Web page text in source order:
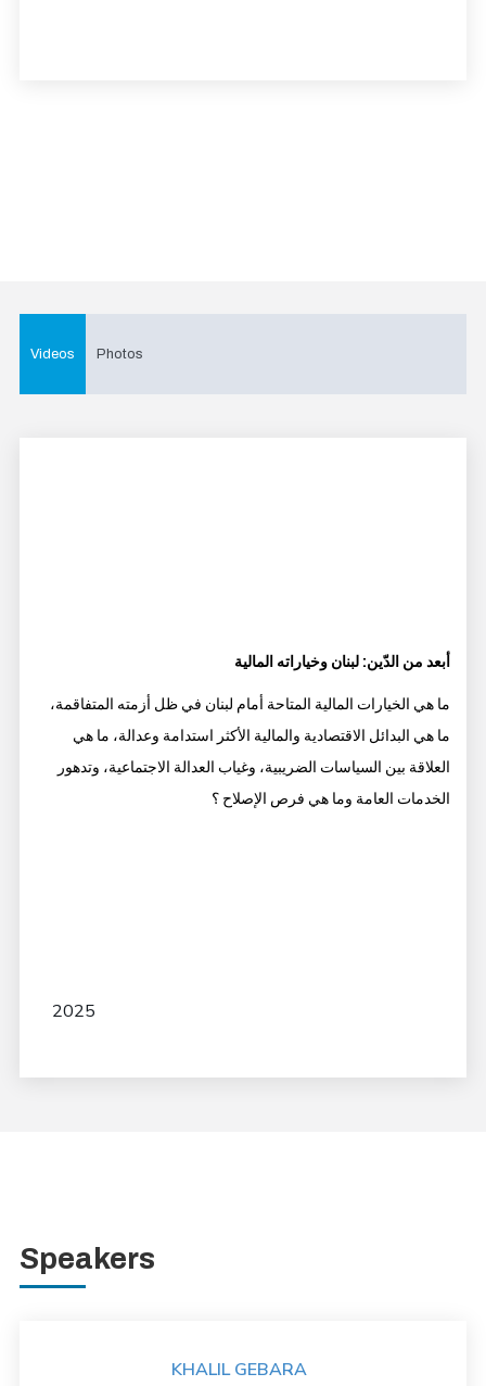
Videos
أبعد من الدّين: لبنان وخياراته المالية
ما هي الخيارات المالية المتاحة أمام لبنان في ظل أزمته المتفاقمة،
ما هي البدائل الاقتصادية والمالية الأكثر استدامة وعدالة، ما هي
العلاقة بين السياسات الضريبية، وغياب العدالة الاجتماعية، وتدهور
الخدمات العامة وما هي فرص الإصلاح ؟
2025
Photos
Speakers
KHALIL GEBARA